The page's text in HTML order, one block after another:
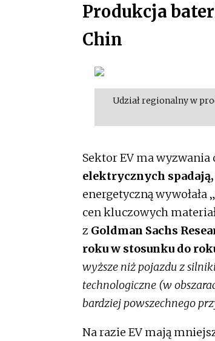
Produkcja
Chin
Udział regionalny w
Sektor EV ma
elektrycznych spadają,
energetyczną
cen kluczowych
z Goldman Sachs
roku w stosunku do
wyższe niż pojazdu z
technologiczne (w
bardziej powszechnego
Na razie EV mają